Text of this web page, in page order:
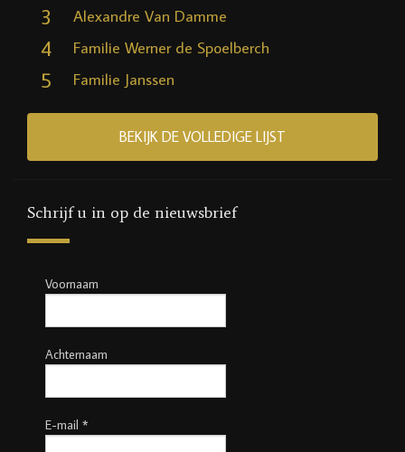
3 Alexandre Van Damme
4 Familie Werner de Spoelberch
5 Familie Janssen
BEKIJK DE VOLLEDIGE LIJST
Schrijf u in op de nieuwsbrief
Voornaam
Achternaam
E-mail *